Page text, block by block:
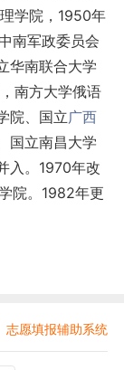
学院，1950年
南军政委员会
华南联合大学
南方大学俄语
院、国立广西
国立南昌大学
入。1970年改
院。1982年更
志愿填报辅助系统